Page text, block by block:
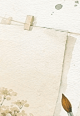
2026